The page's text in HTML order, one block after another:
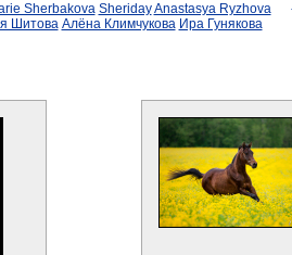
Sherbakova SheridayAnastasya Ryzhova
Шитова Алёна Климчукова Ира Гунякова